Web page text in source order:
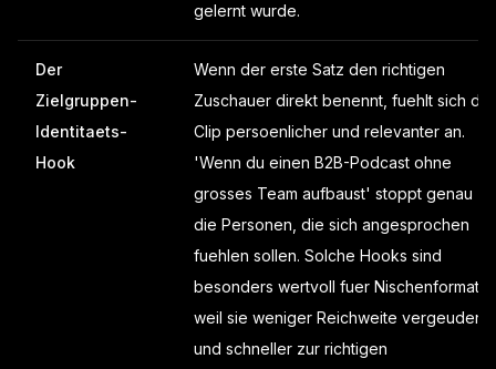
gelernt wurde.
Der
Zielgruppen-
Identitaets-
Hook
Wenn der erste Satz den richtigen
Zuschauer direkt benennt, fuehlt sich der
Clip persoenlicher und relevanter an.
'Wenn du einen B2B-Podcast ohne
grosses Team aufbaust' stoppt genau
die Personen, die sich angesprochen
fuehlen sollen. Solche Hooks sind
besonders wertvoll fuer Nischenformate,
weil sie weniger Reichweite vergeuden
und schneller zur richtigen